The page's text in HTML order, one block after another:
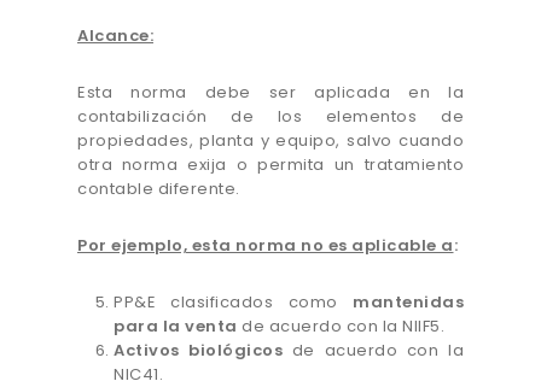
Alcance:
Esta norma debe ser aplicada en la
contabilización de los elementos de
propiedades, planta y equipo, salvo cuando
otra norma exija o permita un tratamiento
contable diferente.
Por ejemplo, esta norma no es aplicable a:
PP&E clasificados como mantenidas
para la venta de acuerdo con la NIIF5.
Activos biológicos de acuerdo con la
NIC41.